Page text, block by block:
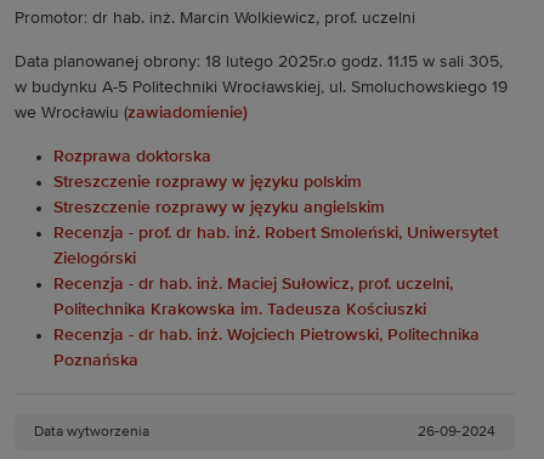
Promotor: dr hab. inż. Marcin Wolkiewicz, prof. uczelni
Data planowanej obrony: 18 lutego 2025r.o godz. 11.15 w sali 305,
w budynku A-5 Politechniki Wrocławskiej, ul. Smoluchowskiego 19
we Wrocławiu (zawiadomienie)
Rozprawa doktorska
Streszczenie rozprawy w języku polskim
Streszczenie rozprawy w języku angielskim
Recenzja - prof. dr hab. inż. Robert Smoleński, Uniwersytet
Zielogórski
Recenzja - dr hab. inż. Maciej Sułowicz, prof. uczelni,
Politechnika Krakowska im. Tadeusza Kościuszki
Recenzja - dr hab. inż. Wojciech Pietrowski, Politechnika
Poznańska
Data wytworzenia 26-09-2024